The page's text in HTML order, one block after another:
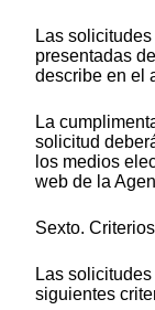
Las
presentadas
describe en el
La
solicitud
los medios
web de la
Sexto.
Las
siguientes